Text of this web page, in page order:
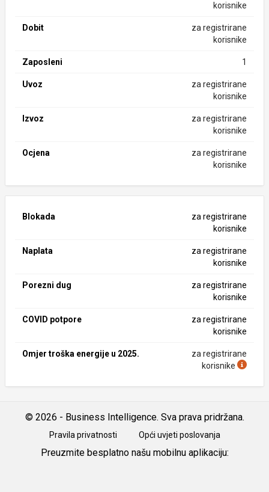
korisnike
Dobit
za registrirane
korisnike
Zaposleni 1
Uvoz
za registrirane
korisnike
Izvoz
za registrirane
korisnike
Ocjena
za registrirane
korisnike
Blokada
za registrirane
korisnike
Naplata
za registrirane
korisnike
Porezni dug
za registrirane
korisnike
COVID potpore
za registrirane
korisnike
Omjer troška energije u 2025.
za registrirane
korisnike
© 2026 - Business Intelligence. Sva prava pridržana.
Pravila privatnosti Opći uvjeti poslovanja
Preuzmite besplatno našu mobilnu aplikaciju: